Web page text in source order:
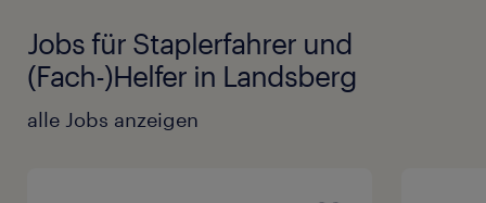
Jobs für Staplerfahrer und
(Fach-)Helfer in Landsberg
alle Jobs anzeigen